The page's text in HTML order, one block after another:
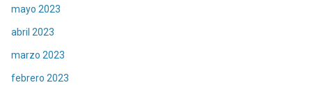
mayo 2023
abril 2023
marzo 2023
febrero 2023